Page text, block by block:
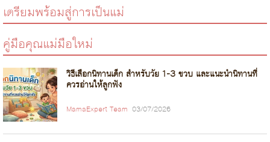
เตรียมพร้อมสู่การเป็นแม่
คู่มือคุณแม่มือใหม่
วิธีเลือกนิทานเด็ก สำหรับวัย 1-3 ขวบ และแนะนำนิทานที่
ควรอ่านให้ลูกฟัง
MamaExpert Team 03/07/2026